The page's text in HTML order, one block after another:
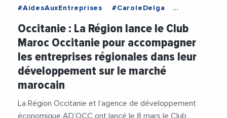
#AidesAuxEntreprises
#CaroleDelga
#RegionOccitanie
Occitanie : La Région lance le Club
Maroc Occitanie pour accompagner
les entreprises régionales dans leur
développement sur le marché
marocain
La Région Occitanie et l’agence de développement
économique AD’OCC ont lancé le 8 mars le Club